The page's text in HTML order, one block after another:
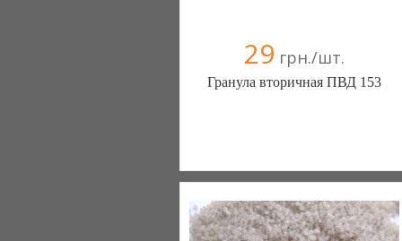
29 грн./шт.
Гранула вторичная ПВД 153
099 6152513